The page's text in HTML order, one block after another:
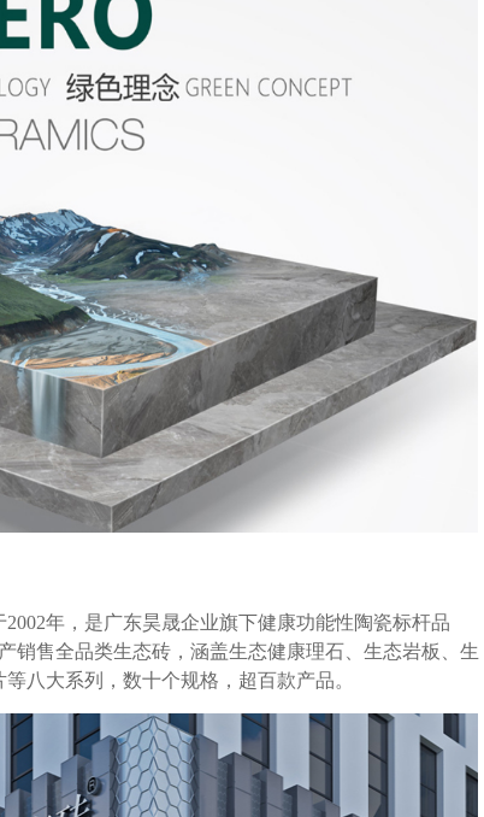
2002年，是广东昊晟企业旗下健康功能性陶瓷标杆品
销售全品类生态砖，涵盖生态健康理石、生态岩板、生
八大系列，数十个规格，超百款产品。